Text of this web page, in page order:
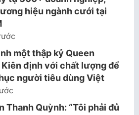
hiệu ngành cưới tại
một thập kỷ Queen
định với chất lượng để
người tiêu dùng Việt
Thanh Quỳnh: “Tôi phải đủ